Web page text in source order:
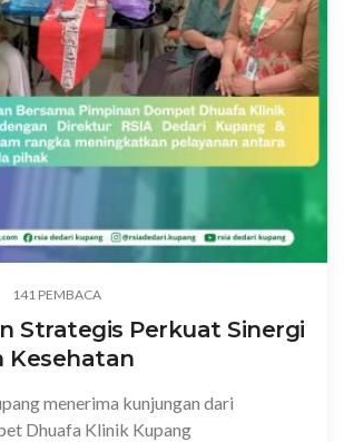
141 PEMBACA
Strategis Perkuat Sinergi
Kesehatan
menerima kunjungan dari
Dhuafa Klinik Kupang